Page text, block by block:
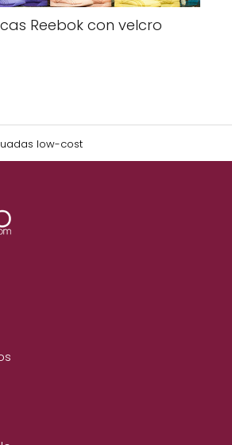
Reebok con velcro
low-cost